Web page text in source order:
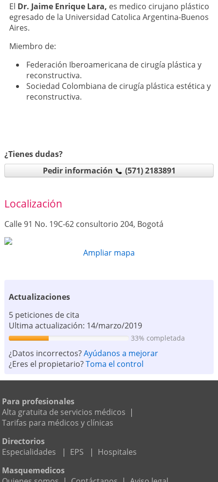
El Dr. Jaime Enrique Lara, es medico cirujano plástico
egresado de la Universidad Catolica Argentina-Buenos
Aires.
Miembro de:
Federación Iberoamericana de cirugía plástica y
reconstructiva.
Sociedad Colombiana de cirugía plástica estética y
reconstructiva.
¿Tienes dudas?
Pedir información
(571) 2183891
Localización
Calle 91 No. 19C-62 consultorio 204, Bogotá
Ampliar mapa
Actualizaciones
5 peticiones de cita
Ultima actualización: 14/marzo/2019
33% completada
¿Datos incorrectos?Ayúdanos a mejorar
¿Eres el propietario?Toma el control
Para profesionales
Alta gratuita de servicios médicos |
Tarifas para médicos y clínicas
Directorios
Especialidades
| EPS | Hospitales
Masquemedicos